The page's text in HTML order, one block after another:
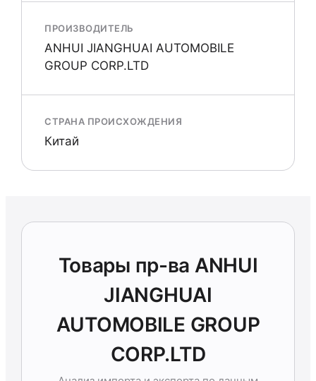
ПРОИЗВОДИТЕЛЬ
ANHUI JIANGHUAI AUTOMOBILE
GROUP CORP.LTD
СТРАНА ПРОИСХОЖДЕНИЯ
Китай
Товары пр-ва ANHUI
JIANGHUAI
AUTOMOBILE GROUP
CORP.LTD